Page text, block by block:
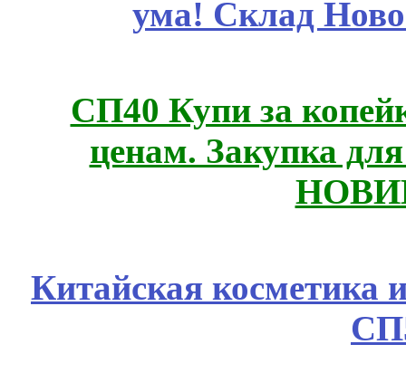
ума! Склад
СП40 Купи за
ценам. Закупка
Китайская